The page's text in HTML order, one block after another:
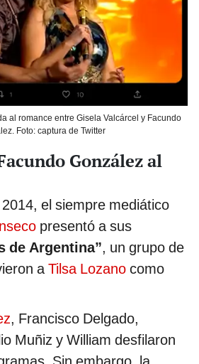
al romance entre Gisela Valcárcel y Facundo
Foto: captura de Twitter
González al
el siempre mediático
presentó a sus
de Argentina”, un grupo de
aTilsa Lozano como
, Francisco Delgado,
Muñiz y William desfilaron